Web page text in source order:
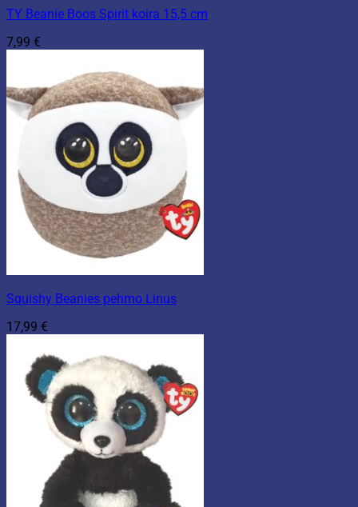
TY Beanie Boos Spirit koira 15,5 cm
7,99 €
Squishy Beanies pehmo Linus
17,99 €